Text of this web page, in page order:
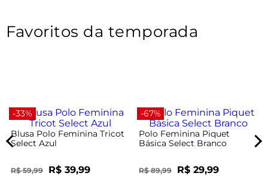
Favoritos da temporada
-33%
Blusa Polo Feminina Tricot
Select Azul
R$ 59,99 R$ 39,99
-67%
Polo Feminina Piquet
Básica Select Branco
R$ 89,99 R$ 29,99